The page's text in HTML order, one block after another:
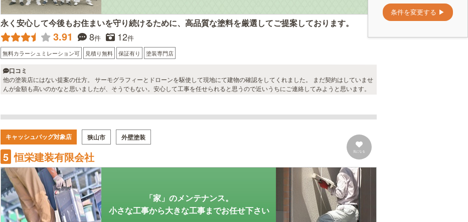
永く安心して今後もお住まいを守り続けるために、高品質な塗料を厳選してご提案しております。
3.91 8件 12件
無料カラーシュミレーション可 見積り無料 保証有り 塗装専門店
口コミ
他の塗装店にはない提案の仕方。 サーモグラフィーとドローンを駆使して現地にて建物の確認をしてくれました。 まだ契約はしていませ
んが金額も高いのかなと思いましたが、そうでもない。安心して工事を任せられると思うので近いうちにご連絡してみようと思います。
キャッシュバッグ対象店 狭山市 外壁塗装
5 恒栄建装有限会社 気になる
「家」のメンテナンス。
小さな工事から大きな工事までお任せ下さい